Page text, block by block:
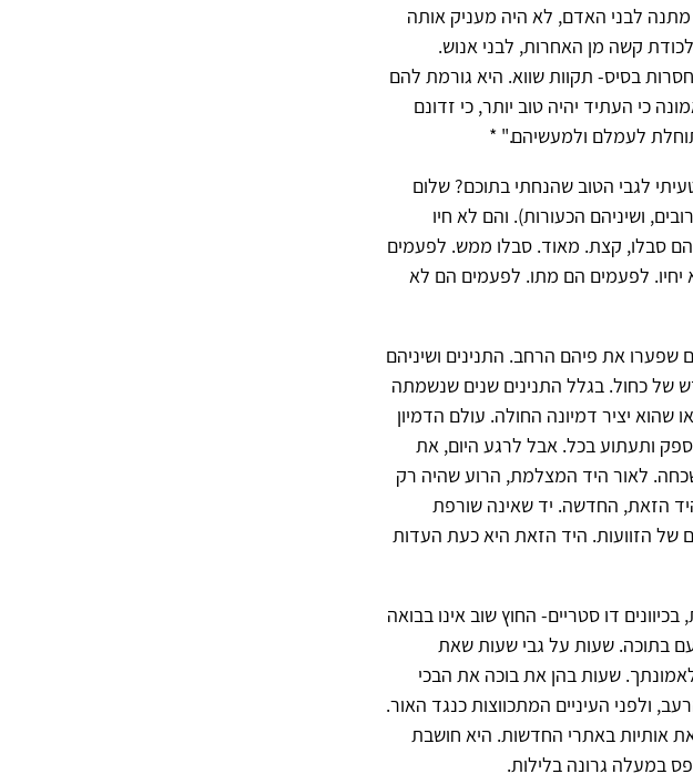
לבני האדם, לא היה מעניק אותה
קשה מן האחרות, לבני אנוש.
בסיס- תקוות שווא. היא גורמת להם
כי העתיד יהיה טוב יותר, כי זדונם
לעמלם ולמעשיהם." *
לגבי הטוב שהנחתי בתוכם? שלום
ושיניהם הכעורות). והם לא חיו
סבלו, קצת. מאוד. סבלו ממש. לפעמים
יחיו. לפעמים הם מתו. לפעמים הם לא
את פיהם הרחב. התנינים ושיניהם
של כחול. בגלל התנינים שנים שנשמתה
יציר דמיונה החולה. עולם הדמיון
ותעתוע בכל. אבל לרגע היום, את
לאור היד המצלמת, הרוע שהיה רק
הזאת, החדשה. יד שאינה שורפת
של הזוועות. היד הזאת היא כעת העדות
דו סטריים- החוץ שוב אינו בבואה
בתוכה. שעות על גבי שעות שאת
שעות בהן את בוכה את הבכי
ולפני העיניים המתכווצות כנגד האור.
אותיות באתרי החדשות. היא חושבת
במעלה גרונה בלילות.